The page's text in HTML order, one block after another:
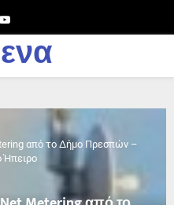
Youtube
από το Δήμο Πρεσπών –
Ήπειρο